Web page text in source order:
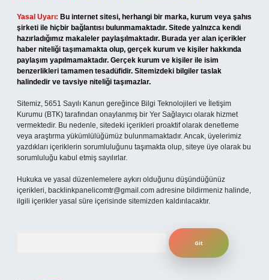
Yasal Uyarı: Bu internet sitesi, herhangi bir marka, kurum veya şahıs
şirketi ile hiçbir bağlantısı bulunmamaktadır. Sitede yalnızca kendi
hazırladığımız makaleler paylaşılmaktadır. Burada yer alan içerikler
haber niteliği taşımamakta olup, gerçek kurum ve kişiler hakkında
paylaşım yapılmamaktadır. Gerçek kurum ve kişiler ile isim
benzerlikleri tamamen tesadüfidir. Sitemizdeki bilgiler taslak
halindedir ve tavsiye niteliği taşımazlar.
Sitemiz, 5651 Sayılı Kanun gereğince Bilgi Teknolojileri ve İletişim
Kurumu (BTK) tarafından onaylanmış bir Yer Sağlayıcı olarak hizmet
vermektedir. Bu nedenle, sitedeki içerikleri proaktif olarak denetleme
veya araştırma yükümlülüğümüz bulunmamaktadır. Ancak, üyelerimiz
yazdıkları içeriklerin sorumluluğunu taşımakta olup, siteye üye olarak bu
sorumluluğu kabul etmiş sayılırlar.
Hukuka ve yasal düzenlemelere aykırı olduğunu düşündüğünüz
içerikleri, backlinkpanelicomtr@gmail.com adresine bildirmeniz halinde,
ilgili içerikler yasal süre içerisinde sitemizden kaldırılacaktır.